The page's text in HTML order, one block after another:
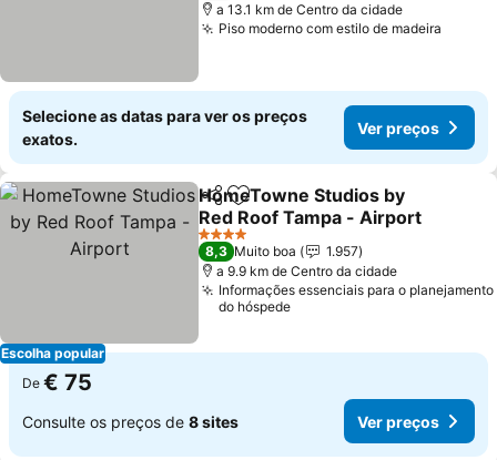
a 13.1 km de Centro da cidade
Piso moderno com estilo de madeira
Selecione as datas para ver os preços
exatos.
Ver preços
Escolha popular
PartilharAdicionar aos favoritos
HomeTowne Studios by
Red Roof Tampa - Airport
4 Estrelas
8,3 Muito boa
1.957
a 9.9 km de Centro da cidade
Informações essenciais para o planejamento
do hóspede
De € 75
Consulte os preços de 8 sites Ver preços